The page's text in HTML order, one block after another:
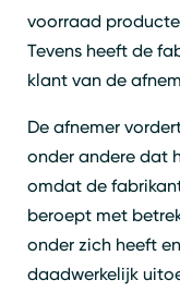
voorraad
Tevens heeft de
klant van de
De afnemer
onder andere dat
omdat de
beroept met
onder zich heeft
daadwerkelijk
Zoeken